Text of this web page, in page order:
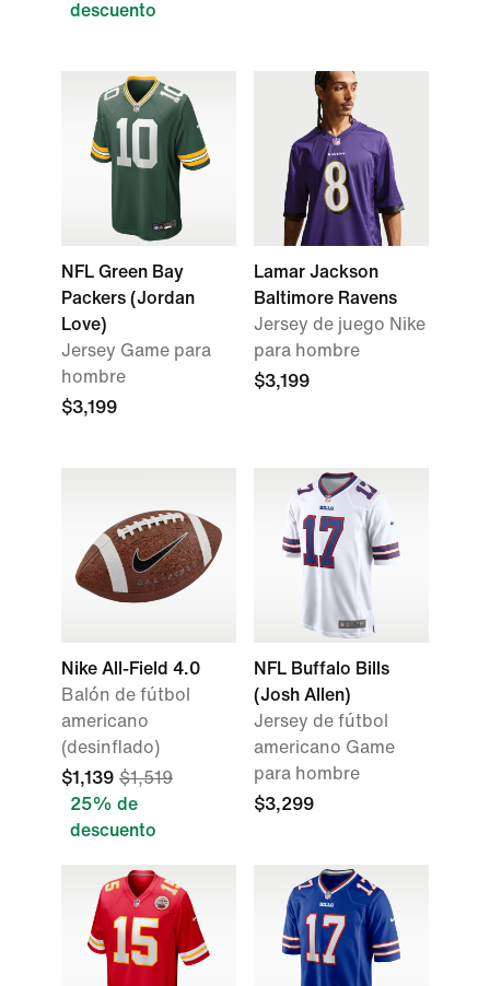
descuento
NFL Green Bay
Packers (Jordan
Love)
Jersey Game para
hombre
$3,199
Lamar Jackson
Baltimore Ravens
Jersey de juego Nike
para hombre
$3,199
Nike All-Field 4.0
Balón de fútbol
americano
(desinflado)
$1,139 $1,519
25% de
descuento
NFL Buffalo Bills
(Josh Allen)
Jersey de fútbol
americano Game
para hombre
$3,299